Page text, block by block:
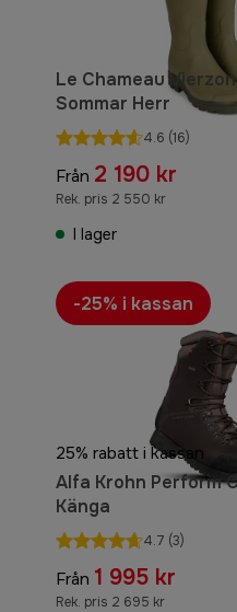
Le Chameau
Sommar Herr
4.6 (16)
Från 2 190 kr
Rek. pris 2 550 kr
I lager
25% rabatt i kassan
Alfa Krohn Perform
Känga
4.7 (3)
Från 1 995 kr
Rek. pris 2 695 kr
-25% i kassan